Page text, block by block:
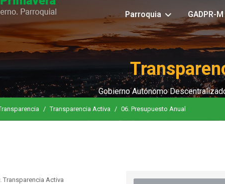
Parroquia GADPR-M
Gobierno Autónomo
Transparencia Activa 06. Presupuesto Anual
Transparencia Activa